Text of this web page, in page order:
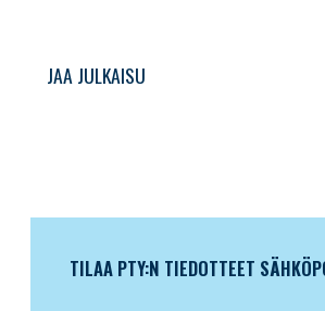
JAA JULKAISU
TILAA PTY:N TIEDOTTEET